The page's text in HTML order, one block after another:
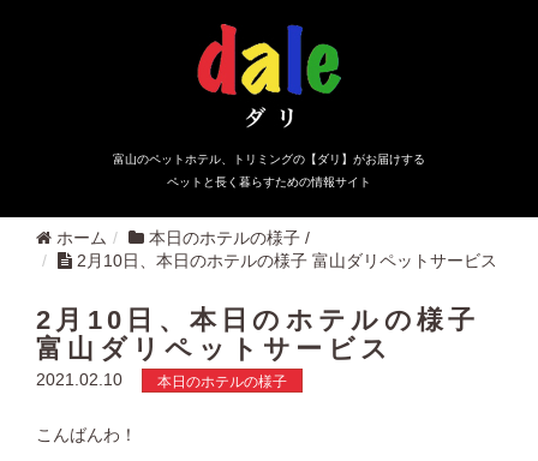
富山のペットホテル、トリミングの【ダリ】がお届けする
ペットと長く暮らすための情報サイト
ホーム 本日のホテルの様子 /
2月10日、本日のホテルの様子 富山ダリペットサービス
2月10日、本日のホテルの様子
富山ダリペットサービス
2021.02.10 本日のホテルの様子
こんばんわ！